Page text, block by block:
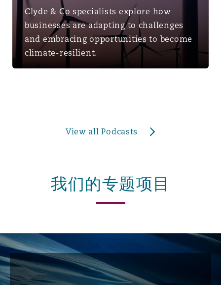
Clyde & Co specialists explore how
businesses are adapting to challenges
and embracing opportunities to become
climate-resilient.
View all Podcasts
我们的专题项目